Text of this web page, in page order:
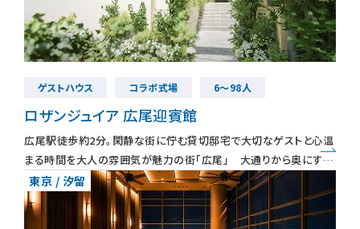
無料相談お申込み
資料請求 お問合せ
LINEで無料相談予約
予約専用ダイヤル 0120-098-754
ゲストハウス コラボ式場 6～98人
ロザンジュイア 広尾迎賓館
広尾駅徒歩約2分。閑静な街に佇む貸切邸宅で大切なゲストと心温
まる時間を大人の雰囲気が魅力の街「広尾」 大通りから奥にすす
むと現れる白亜邸宅が結婚式の舞台 自然光に包まれたチャペルは
天井高8ｍあ
東京 / 汐留